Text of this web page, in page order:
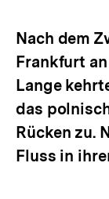
Nach dem
Frankfurt
Lange
das
Rücken zu.
Fluss in